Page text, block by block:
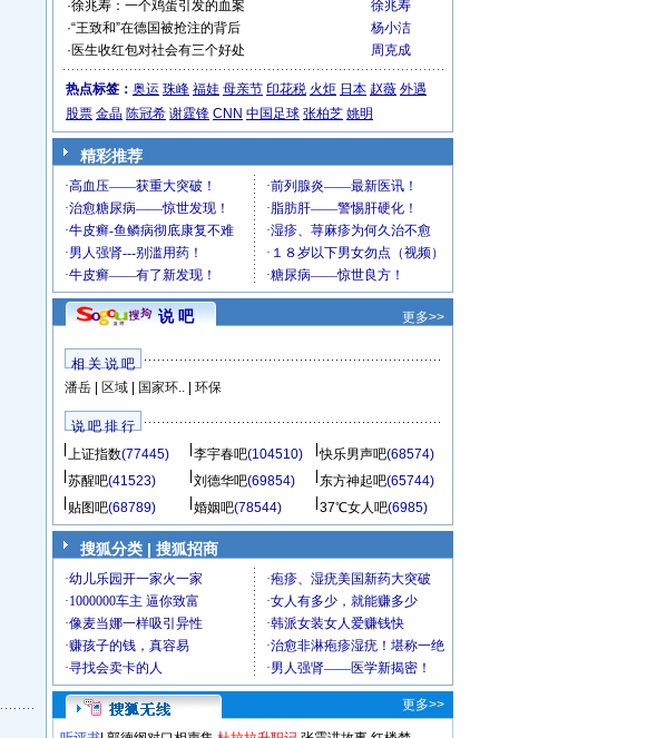
·徐兆寿：一个鸡蛋引发的血案
徐兆寿
·“王致和”在德国被抢注的背后
杨小洁
· 医生收红包对社会有三个好处 周克成
热点标签： 奥运 珠峰 福娃 母亲节 印花税 火炬 日本 赵薇 外遇
股票 金晶 陈冠希 谢霆锋 CNN 中国足球 张柏芝 姚明
精彩推荐
说 吧 更多>>
相 关 说 吧
潘岳| 区域| 国家环..| 环保
说 吧 排 行
上证指数(77445) 李宇春吧(104510) 快乐男声吧(68574)
苏醒吧(41523) 刘德华吧(69854) 东方神起吧(65744)
贴图吧(68789) 婚姻吧(78544) 37℃女人吧(6985)
搜狐分类 | 搜狐招商
更多>>